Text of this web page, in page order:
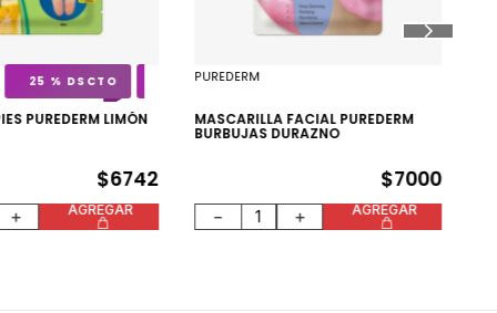
PUREDERM LIMÓN
25 %
$6742
＋ AGREGAR
PUREDERM
MASCARILLA FACIAL PUREDERM
BURBUJAS DURAZNO
$7000
＋
－ AGREGAR